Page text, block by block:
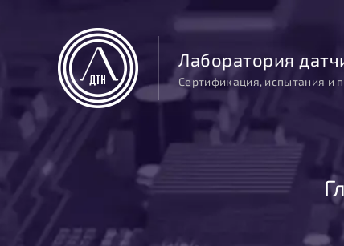
Лаборатория
Сертификация, испытания и